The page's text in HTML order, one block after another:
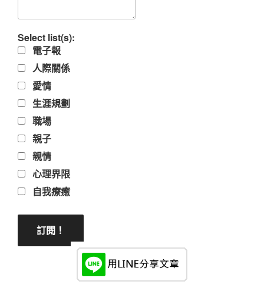
Select list(s):
電子報
人際關係
愛情
生涯規劃
職場
親子
親情
心理界限
自我療癒